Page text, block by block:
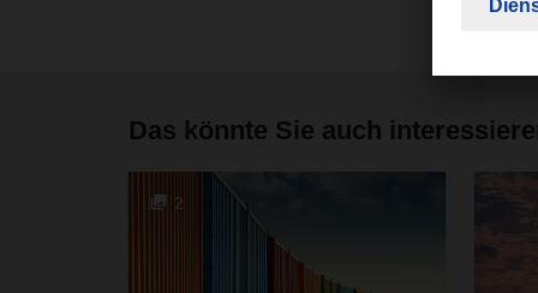
Das könnte Sie auch
2